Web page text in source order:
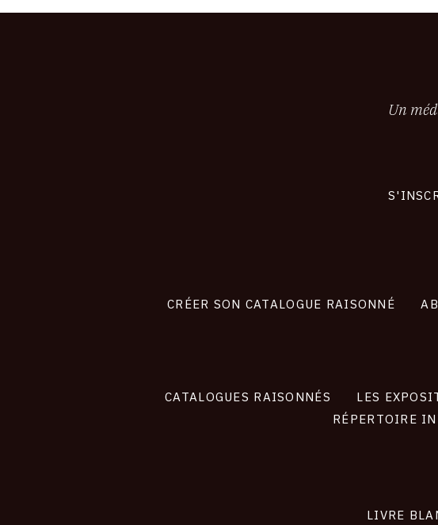
Un
CRÉER SON CATALOGUE RAISONNÉ
CATALOGUES RAISONNÉS LES
RÉPERTOIRE
LIVRE